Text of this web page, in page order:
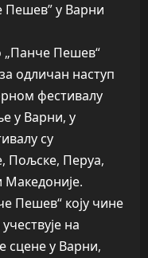
Пешев” у Варни
„Панче Пешев“
одличан наступ
фестивалу
у Варни, у
су
Пољске, Перуа,
Македоније.
Пешев“ коју чине
на
сцене у Варни,